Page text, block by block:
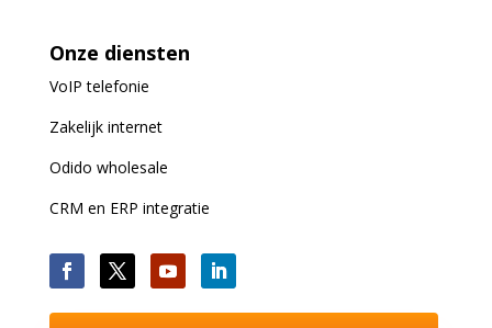
Onze diensten
VoIPtelefonie
Zakelijk internet
Odido wholesale
CRM en ERP integratie